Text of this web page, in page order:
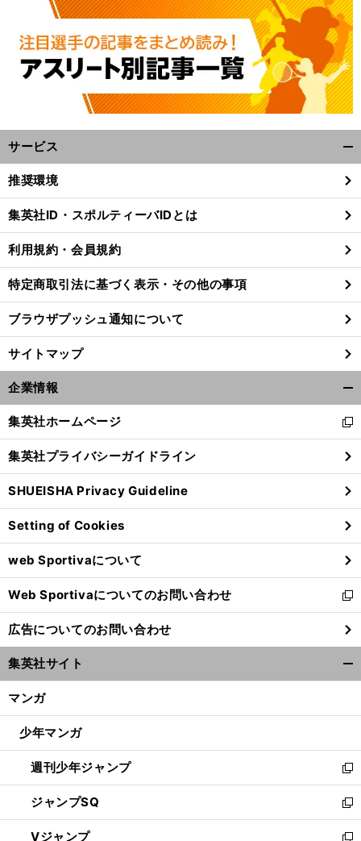
サービス
閉
る
推奨環境
集英社ID・スポルティーバIDとは
利用規約・会員規約
特定商取引法に基づく表示・その他の事項
ブラウザプッシュ通知について
サイトマップ
企業情報
閉
る
集英社ホームページ
新
し
い
ウ
ィ
ン
ド
ウ
で
開
く
集英社プライバシーガイドライン
SHUEISHA Privacy Guideline
Setting of Cookies
web Sportivaについて
Web Sportivaについてのお問い合わせ
新
し
い
ウ
ィ
ン
ウ
開
く
広告についてのお問い合わせ
集英社サイト
マンガ
少年マンガ
週刊少年ジャンプ
新
し
い
ウ
ジャンプSQ
新
し
Vジャンプ